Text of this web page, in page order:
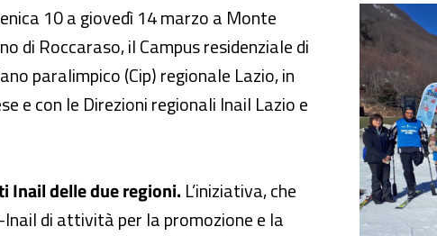
interregionale di sci per gli assistiti Inail
10 a giovedì 14 marzo a Monte
di Roccaraso, il Campus residenziale di
paralimpico (Cip) regionale Lazio, in
e con le Direzioni regionali Inail Lazio e
Inail delle due regioni. L’iniziativa, che
di attività per la promozione e la